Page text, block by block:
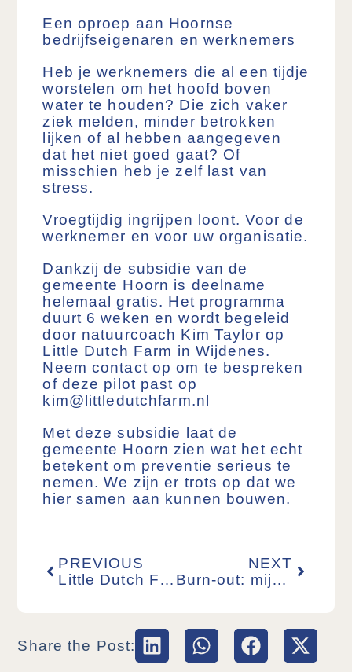
Een oproep aan Hoornse
bedrijfseigenaren en werknemers
Heb je werknemers die al een tijdje
worstelen om het hoofd boven
water te houden? Die zich vaker
ziek melden, minder betrokken
lijken of al hebben aangegeven
dat het niet goed gaat? Of
misschien heb je zelf last van
stress.
Vroegtijdig ingrijpen loont. Voor de
werknemer en voor uw organisatie.
Dankzij de subsidie van de
gemeente Hoorn is deelname
helemaal gratis. Het programma
duurt 6 weken en wordt begeleid
door natuurcoach Kim Taylor op
Little Dutch Farm in Wijdenes.
Neem contact op om te bespreken
of deze pilot past op
kim@littledutchfarm.nl
Met deze subsidie laat de
gemeente Hoorn zien wat het echt
betekent om preventie serieus te
nemen. We zijn er trots op dat we
hier samen aan kunnen bouwen.
PREVIOUS
Little Dutch Farm wordt social enterprise: natuur als antwoord op groeiende mentale crisis in Nederland
NEXT
Burn-out: mijn verhaal en de eerste resultaten van het proefproject rond tuinterapie
Share the Post: